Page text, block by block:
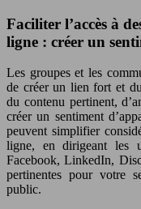
Faciliter l’accès à
ligne : créer un
Les groupes et les
de créer un lien fort et
du contenu pertinent,
créer un sentiment
peuvent simplifier
ligne, en dirigeant les
Facebook, LinkedIn,
pertinentes pour votre
public.